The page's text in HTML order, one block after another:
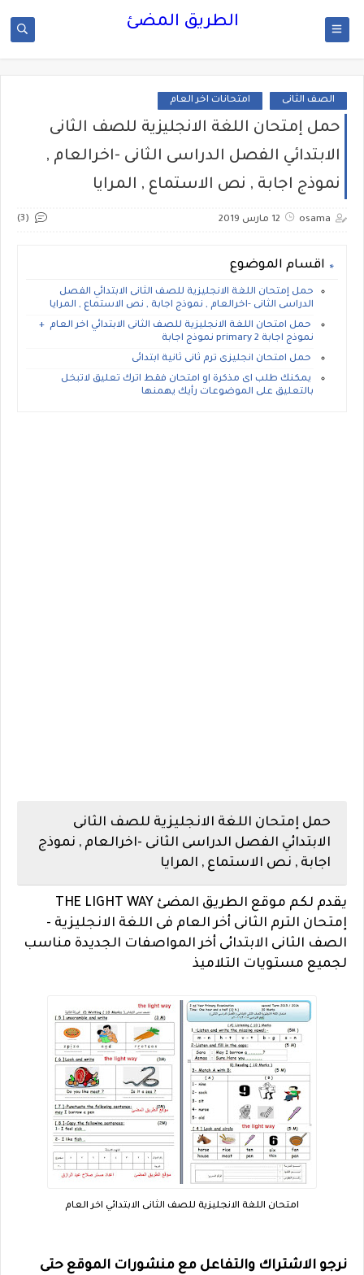
الطريق المضئ
الصف الثانى امتحانات اخر العام
حمل إمتحان اللغة الانجليزية للصف الثانى
الابتدائي الفصل الدراسى الثانى -اخرالعام ,
نموذج اجابة , نص الاستماع , المرايا
osama 12 مارس 2019 (3)
اقسام الموضوع
حمل إمتحان اللغة الانجليزية للصف الثانى الابتدائي الفصل
الدراسى الثانى -اخرالعام , نموذج اجابة , نص الاستماع , المرايا
حمل امتحان اللغة الانجليزية للصف الثانى الابتدائي اخر العام +
نموذج اجابة primary 2 نموذج اجابة
حمل امتحان انجليزى ترم ثانى ثانية ابتدائى
يمكنك طلب اى مذكرة او امتحان فقط اترك تعليق لاتبخل
بالتعليق على الموضوعات رأيك يهمنها
حمل إمتحان اللغة الانجليزية للصف الثانى
الابتدائي الفصل الدراسى الثانى -اخرالعام , نموذج
اجابة , نص الاستماع , المرايا
يقدم لكم موقع الطريق المضئ THE LIGHT WAY
إمتحان الترم الثانى أخر العام فى اللغة الانجليزية -
الصف الثانى الابتدائى أخر المواصفات الجديدة مناسب
لجميع مستويات التلاميذ
امتحان اللغة الانجليزية للصف الثانى الابتدائي اخر العام
نرجو الاشتراك والتفاعل مع منشورات الموقع حتى